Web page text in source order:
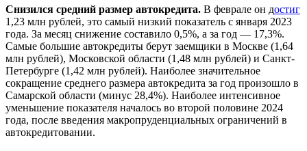
Снизился средний размер автокредита. В феврале он достиг
1,23 млн рублей, это самый низкий показатель с января 2023
года. За месяц снижение составило 0,5%, а за год — 17,3%.
Самые большие автокредиты берут заемщики в Москве (1,64
млн рублей), Московской области (1,48 млн рублей) и Санкт-
Петербурге (1,42 млн рублей). Наиболее значительное
сокращение среднего размера автокредита за год произошло в
Самарской области (минус 28,4%). Наиболее интенсивное
уменьшение показателя началось во второй половине 2024
года, после введения макропруденциальных ограничений в
автокредитовании.